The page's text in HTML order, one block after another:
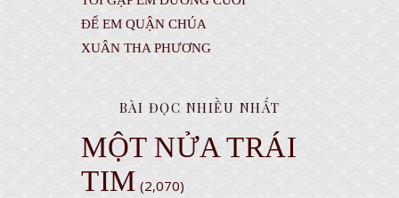
ĐỂ EM QUẬN CHÚA
XUÂN THA PHƯƠNG
BÀI ĐỌC NHIỀU NHẤT
MỘT NỬA TRÁI
TIM (2,070)